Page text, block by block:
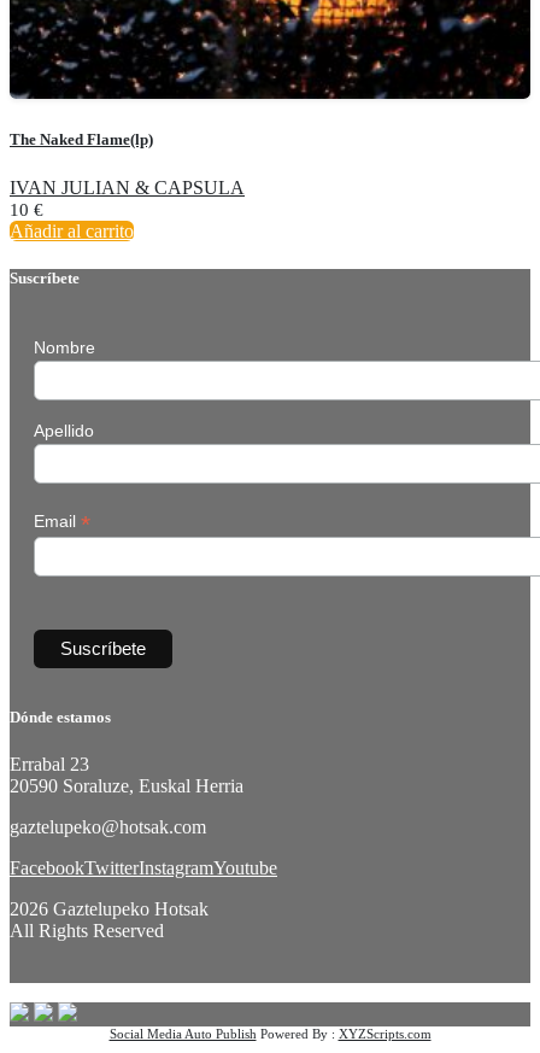
The Naked Flame(lp)
IVAN JULIAN & CAPSULA
10 €
Añadir al carrito
Suscríbete
Nombre
Apellido
Email *
Dónde estamos
Errabal 23
20590 Soraluze, Euskal Herria
gaztelupeko@hotsak.com
FacebookTwitterInstagramYoutube
2026 Gaztelupeko Hotsak
All Rights Reserved
Social Media Auto Publish Powered By : XYZScripts.com